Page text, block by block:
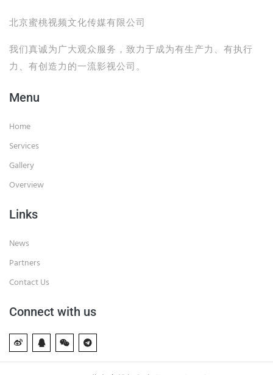
北京蜜桃视频文化传媒有限公司
我们真诚为广大观众服务，致力于成为有生产力、有执行
力、有创造力的一流影视公司。
Menu
Home
Services
Gallery
Overview
Links
News
Partners
Contact Us
Connect with us